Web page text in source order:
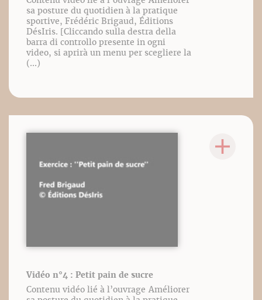
sa posture du quotidien à la pratique
sportive, Frédéric Brigaud, Éditions
DésIris. [Cliccando sulla destra della
barra di controllo presente in ogni
video, si aprirà un menu per scegliere la
(...)
Vidéo n°4 : Petit pain de sucre
Contenu vidéo lié à l’ouvrage Améliorer